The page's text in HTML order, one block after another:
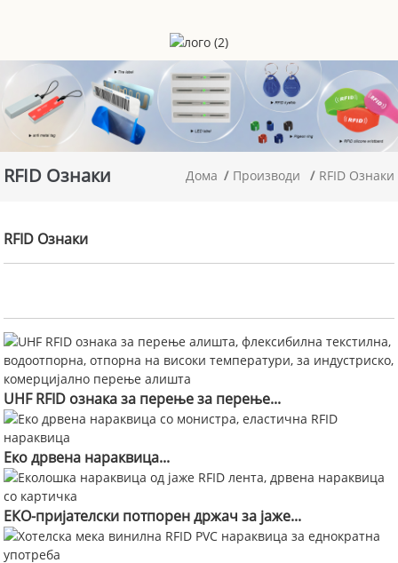
RFID Ознаки Дома Производи RFID Ознаки
RFID Ознаки
UHF RFID ознака за перење за перење...
Еко дрвена нараквица...
ЕКО-пријателски потпорен држач за јаже...